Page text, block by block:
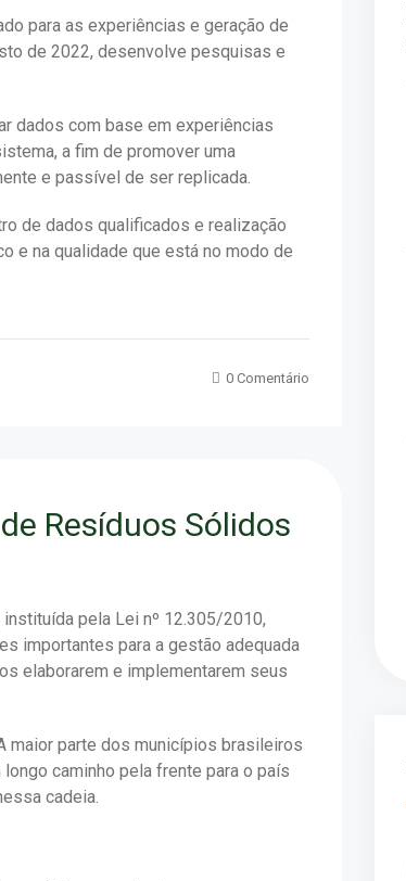
para as experiências e geração de
de 2022, desenvolve pesquisas e
dados com base em experiências
a fim de promover uma
e passível de ser replicada.
de dados qualificados e realização
e na qualidade que está no modo de
0 Comentário
Resíduos Sólidos
pela Lei nº 12.305/2010,
importantes para a gestão adequada
elaborarem e implementarem seus
maior parte dos municípios brasileiros
caminho pela frente para o país
cadeia.